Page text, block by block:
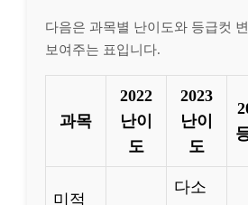
다음은 과목별 난이도와 등급컷
보여주는 표입니다.
과목
2022
난이
도
2023
난이
도
미적
다소